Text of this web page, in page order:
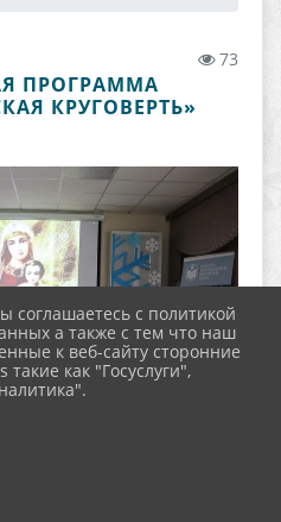
73
ПРОГРАММА
КРУГОВЕРТЬ»
соглашаетесь с политикой
а также с тем что наш
к веб-сайту сторонние
как "Госуслуги",